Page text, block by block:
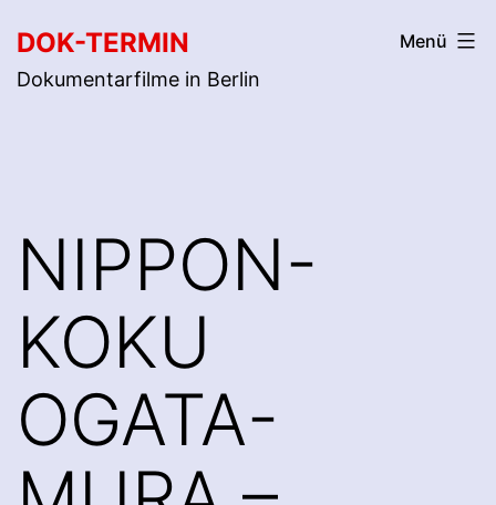
Inhalt
springen
DOK-TERMIN
Dokumentarfilme in Berlin
Menü
NIPPON-
KOKU
OGATA-